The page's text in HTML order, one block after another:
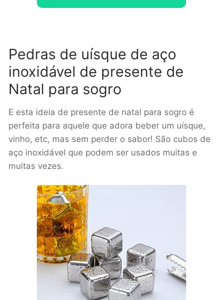
Pedras de uísque de aço
inoxidável de presente de
Natal para sogro
E esta ideia de presente de natal para sogro é
perfeita para aquele que adora beber um uísque,
vinho, etc, mas sem perder o sabor! São cubos de
aço inoxidável que podem ser usados muitas e
muitas vezes.